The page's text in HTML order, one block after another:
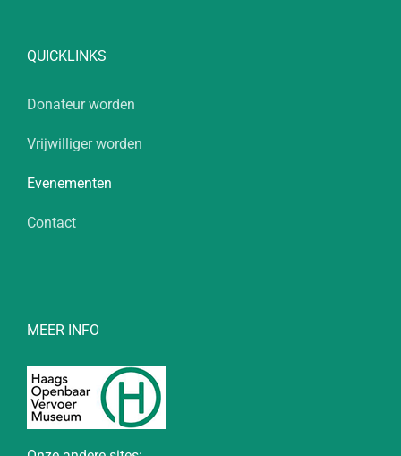
QUICKLINKS
Donateur worden
Vrijwilliger worden
Evenementen
Contact
MEER INFO